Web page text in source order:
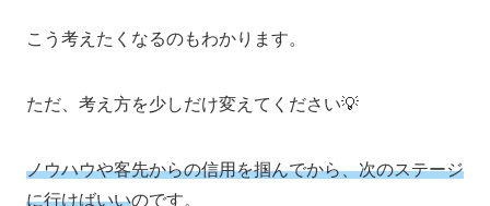
こう考えたくなるのもわかります。
ただ、考え方を少しだけ変えてください💡
ノウハウや客先からの信用を掴んでから、次のステージ
に行けばいいのです。